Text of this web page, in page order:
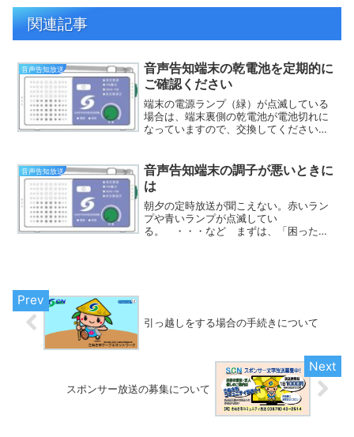
関連記事
音声告知放送
音声告知端末の乾電池を定期的に
ご確認ください
端末の電源ランプ（緑）が点滅している
場合は、端末裏側の乾電池が電池切れに
なっていますので、交換してください。
を開け、電池を交換してください。交換
時期の目安さっきー乾電池...
音声告知放送
音声告知端末の調子が悪いときに
は
朝夕の定時放送が聞こえない。赤いラン
プや青いランプが点滅してい
る。 ・・・など まずは、「困ったと
引っ越しをする場合の手続きについて
スポンサー放送の募集について